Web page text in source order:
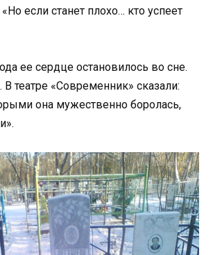
если станет плохо… кто успеет
ее сердце остановилось во сне.
В театре «Современник» сказали:
она мужественно боролась,